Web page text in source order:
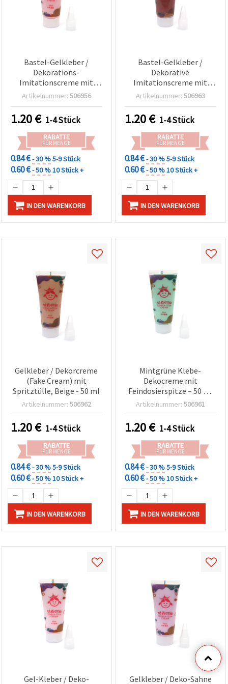
Bastel-Gelkleber /
Dekorations-
Imitationscreme mit
Spritztülle, Pink – 50 ml
Artikelnummer: 506956
1.20€ 1-4 Stück
RABATTE
FÜR MENGE
0.84 €- 30 %5-9 Stück
0.60 €- 50 %10 Stück +
IN DEN WARENKORB
Bastel-Gelkleber /
Dekorative
Imitationscreme mit
Tülle, Ziegelrot – 50 ml
Artikelnummer: 506963
1.20€ 1-4 Stück
RABATTE
FÜR MENGE
0.84 €- 30 %5-9 Stück
0.60 €- 50 %10 Stück +
IN DEN WARENKORB
Gelkleber / Dekorcreme
(Fake Cream) mit
Spritztülle, Beige - 50 ml
Artikelnummer: 506962
1.20€ 1-4 Stück
RABATTE
FÜR MENGE
0.84 €- 30 %5-9 Stück
0.60 €- 50 %10 Stück +
IN DEN WARENKORB
Mintgrüne Klebe-
Dekocreme mit
Feindosierspitze – 50 ml
für kreative DIY- und
Artikelnummer: 506961
1.20€ 1-4 Stück
RABATTE
FÜR MENGE
0.84 €- 30 %5-9 Stück
0.60 €- 50 %10 Stück +
IN DEN WARENKORB
Gel-Kleber / Deko- Gelkleber / Deko-Sahne